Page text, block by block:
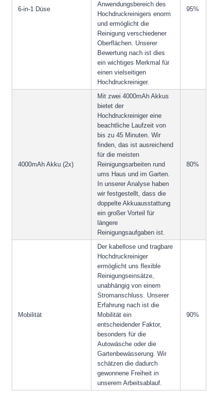
6-in-1 Düse
Anwendungsbereich des
Hochdruckreinigers enorm
und ermöglicht die
Reinigung verschiedener
Oberflächen. Unserer
Bewertung nach ist dies
ein wichtiges Merkmal für
einen vielseitigen
Hochdruckreiniger.
95%
4000mAh Akku (2x)
Mit zwei 4000mAh Akkus
bietet der
Hochdruckreiniger eine
beachtliche Laufzeit von
bis zu 45 Minuten. Wir
finden, das ist ausreichend
für die meisten
Reinigungsarbeiten rund
ums Haus und im Garten.
In unserer Analyse haben
wir festgestellt, dass die
doppelte Akkuausstattung
ein großer Vorteil für
längere
Reinigungsaufgaben ist.
80%
Mobilität
Der kabellose und tragbare
Hochdruckreiniger
ermöglicht uns flexible
Reinigungseinsätze,
unabhängig von einem
Stromanschluss. Unserer
Erfahrung nach ist die
Mobilität ein
entscheidender Faktor,
besonders für die
Autowäsche oder die
Gartenbewässerung. Wir
schätzen die dadurch
gewonnene Freiheit in
unserem Arbeitsablauf.
90%